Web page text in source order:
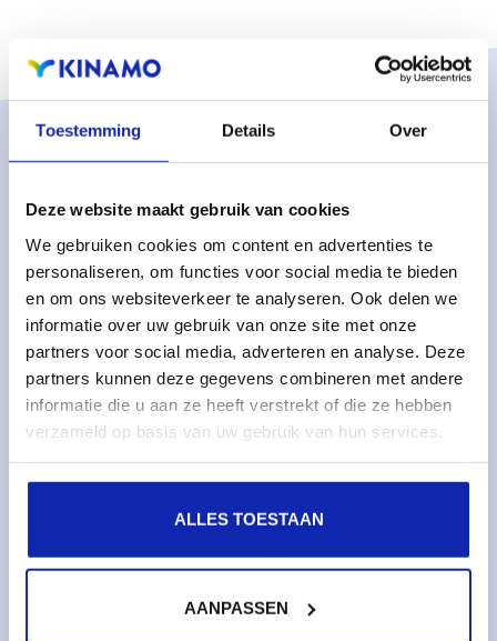
Toestemming Details Over
Deze website maakt gebruik van cookies
We gebruiken cookies om content en advertenties te
personaliseren, om functies voor social media te bieden
en om ons websiteverkeer te analyseren. Ook delen we
informatie over uw gebruik van onze site met onze
partners voor social media, adverteren en analyse. Deze
partners kunnen deze gegevens combineren met andere
informatie die u aan ze heeft verstrekt of die ze hebben
verzameld op basis van uw gebruik van hun services.
ALLES TOESTAAN
AANPASSEN
Oplossingen
Managed services
Dedicated servers
Monitoring & metrics
Cloud servers
Cloudopslag
Diensten
SSL certificaten